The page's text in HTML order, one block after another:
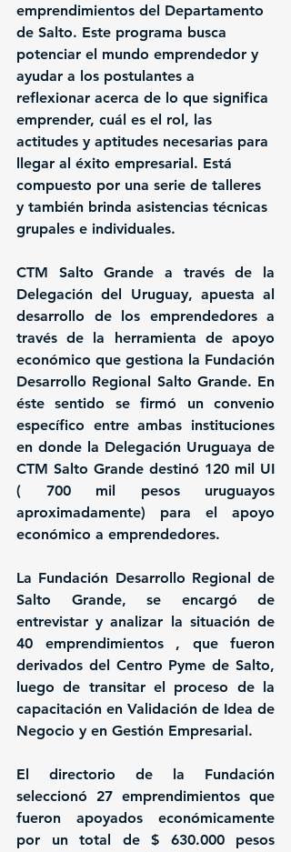
emprendimientos del Departamento
de Salto. Este programa busca
potenciar el mundo emprendedor y
ayudar a los postulantes a
reflexionar acerca de lo que significa
emprender, cuál es el rol, las
actitudes y aptitudes necesarias para
llegar al éxito empresarial. Está
compuesto por una serie de talleres
y también brinda asistencias técnicas
grupales e individuales.
CTM Salto Grande a través de la
Delegación del Uruguay, apuesta al
desarrollo de los emprendedores a
través de la herramienta de apoyo
económico que gestiona la Fundación
Desarrollo Regional Salto Grande. En
éste sentido se firmó un convenio
específico entre ambas instituciones
en donde la Delegación Uruguaya de
CTM Salto Grande destinó 120 mil UI
( 700 mil pesos uruguayos
aproximadamente) para el apoyo
económico a emprendedores.
La Fundación Desarrollo Regional de
Salto Grande, se encargó de
40 emprendimientos , que fueron
derivados del Centro Pyme de Salto,
luego de transitar el proceso de la
capacitación en Validación de Idea de
Negocio y en Gestión Empresarial.
El directorio de la Fundación
seleccionó 27 emprendimientos que
fueron apoyados económicamente
por un total de $ 630.000 pesos